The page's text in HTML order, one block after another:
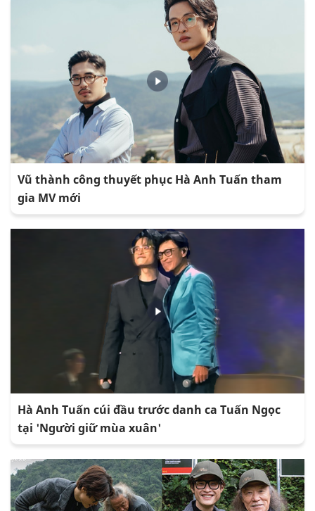
Vũ thành công thuyết phục Hà Anh Tuấn tham
gia MV mới
Hà Anh Tuấn cúi đầu trước danh ca Tuấn Ngọc
tại 'Người giữ mùa xuân'